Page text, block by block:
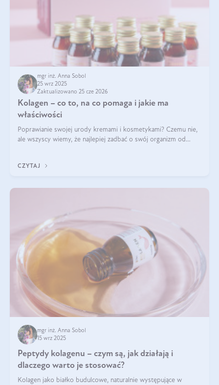
mgr inż. Anna Sobol
25 wrz 2025
Zaktualizowano 25 cze 2026
Kolagen – co to, na co pomaga i jakie ma
właściwości
Poprawianie swojej urody kremami i kosmetykami? Czemu nie,
ale wszyscy wiemy, że najlepiej zadbać o swój organizm od
wysokiej jakości suplem
CZYTAJ
mgr inż. Anna Sobol
15 wrz 2025
Peptydy kolagenu – czym są, jak działają i
dlaczego warto je stosować?
Kolagen jako białko budulcowe, naturalnie występujące w